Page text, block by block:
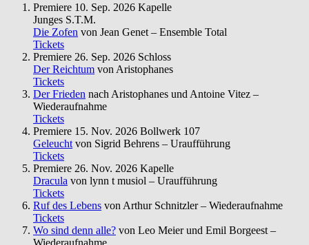
Premiere 10. Sep. 2026 Kapelle
Junges S.T.M.
Die Zofen von Jean Genet – Ensemble Total
Tickets
Premiere 26. Sep. 2026 Schloss
Der Reichtum von Aristophanes
Tickets
Der Frieden nach Aristophanes und Antoine Vitez –
Wiederaufnahme
Tickets
Premiere 15. Nov. 2026 Bollwerk 107
Geleucht von Sigrid Behrens – Uraufführung
Tickets
Premiere 26. Nov. 2026 Kapelle
Dracula von lynn t musiol – Uraufführung
Tickets
Ruf des Lebens von Arthur Schnitzler – Wiederaufnahme
Tickets
Wo sind denn alle? von Leo Meier und Emil Borgeest –
Wiederaufnahme